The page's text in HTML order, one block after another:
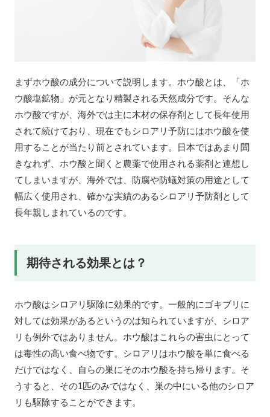
まずホウ酸の成分について説明します。ホウ酸とは、「ホ
ウ酸塩鉱物」が元となり精製される天然成分です。そんな
ホウ酸ですが、海外では主に木材の保存剤として長年使用
されて続けており、現在でもシロアリ予防にはホウ酸を使
用することが当たり前とされています。日本ではあまり聞
きなれず、ホウ酸と聞くと農薬で使用される薬剤と連想し
てしまいますが、海外では、防腐や防蟻対策の用途として
幅広く使用され、確かな実績のあるシロアリ予防剤として
長年親しまれているのです。
期待される効果とは？
ホウ酸はシロアリ駆除に効果的です。一般的にゴキブリに
対しては効果があるというのは知られていますが、シロア
リも例外ではありません。ホウ酸はこれらの害虫にとって
は毒性の高い食べ物です。シロアリはホウ酸を単に食べる
だけではなく、自らの巣にそのホウ酸を持ち帰ります。そ
うすると、その1匹のみではなく、巣の中にいる他のシロア
リも駆除することができます。